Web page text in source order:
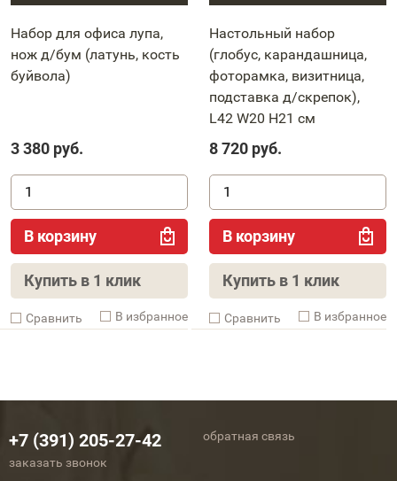
Набор для офиса лупа,
нож д/бум (латунь, кость
буйвола)
3 380 руб.
В корзину
Купить в 1 клик
Cравнить В избранное
Настольный набор
(глобус, карандашница,
фоторамка, визитница,
подставка д/скрепок),
L42 W20 H21 см
8 720 руб.
В корзину
Купить в 1 клик
Cравнить В избранное
+7 (391) 205-27-42
заказать звонок
обратная связь